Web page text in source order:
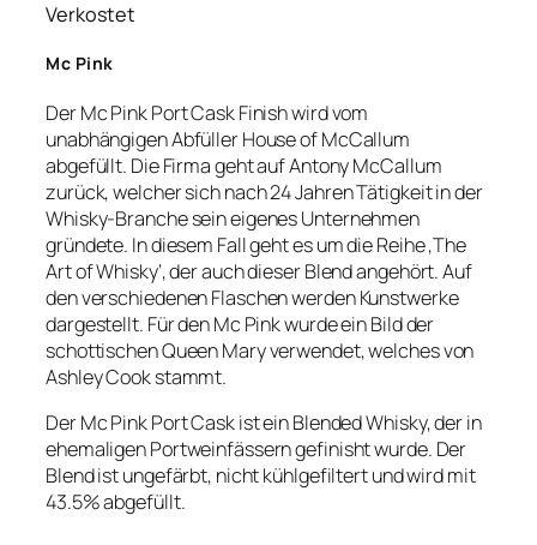
Verkostet
Mc Pink
Der Mc Pink Port Cask Finish wird vom
unabhängigen Abfüller House of McCallum
abgefüllt. Die Firma geht auf Antony McCallum
zurück, welcher sich nach 24 Jahren Tätigkeit in der
Whisky-Branche sein eigenes Unternehmen
gründete. In diesem Fall geht es um die Reihe ‚The
Art of Whisky‘, der auch dieser Blend angehört. Auf
den verschiedenen Flaschen werden Kunstwerke
dargestellt. Für den Mc Pink wurde ein Bild der
schottischen Queen Mary verwendet, welches von
Ashley Cook stammt.
Der Mc Pink Port Cask ist ein Blended Whisky, der in
ehemaligen Portweinfässern gefinisht wurde. Der
Blend ist ungefärbt, nicht kühlgefiltert und wird mit
43.5% abgefüllt.